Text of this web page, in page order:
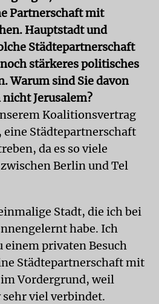
Partnerschaft mit
Hauptstadt und
Städtepartnerschaft
stärkeres politisches
Warum sind Sie davon
Jerusalem?
Koalitionsvertrag
Städtepartnerschaft
da es so viele
Berlin und Tel
Stadt, die ich bei
habe. Ich
einem privaten Besuch
Städtepartnerschaft mit
Vordergrund, weil
viel verbindet.